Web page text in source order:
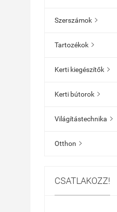
Szerszámok 
Tartozékok 
Kerti kiegészítők 
Kerti bútorok 
Világítástechnika 
Otthon 
CSATLAKOZZ!